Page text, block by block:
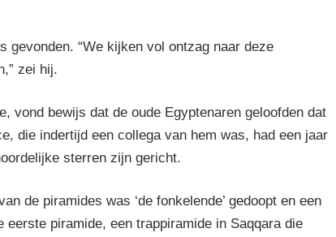
gevonden. “We kijken vol ontzag naar deze
zei hij.
vond bewijs dat de oude Egyptenaren geloofden dat
die indertijd een collega van hem was, had een jaar
sterren zijn gericht.
de piramides was ‘de fonkelende’ gedoopt en een
eerste piramide, een trappiramide in Saqqara die